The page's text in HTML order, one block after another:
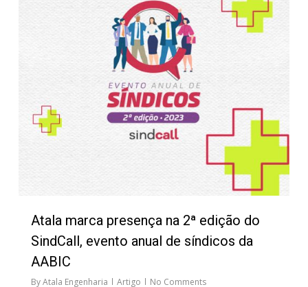
Atala marca presença na 2ª edição do
SindCall, evento anual de síndicos da
AABIC
ByAtala Engenharia Artigo No Comments